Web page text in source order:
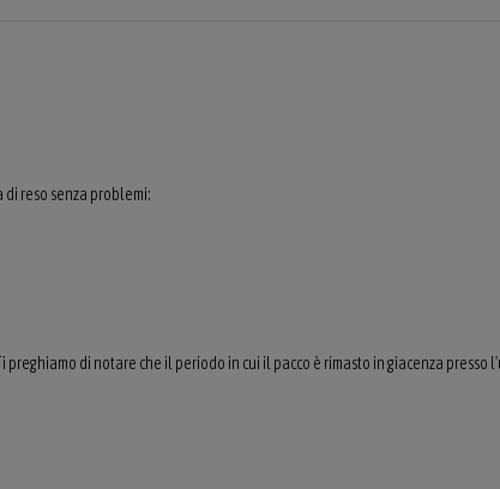
reso senza problemi:
di notare che il periodo in cui il pacco è rimasto in giacenza